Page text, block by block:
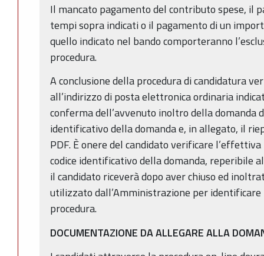
Il mancato pagamento del contributo spese, il
tempi sopra indicati o il pagamento di un
quello indicato nel bando comporteranno
procedura.
A conclusione della procedura di candidatura
all’indirizzo di posta elettronica ordinaria
conferma dell’avvenuto inoltro della domanda
identificativo della domanda e, in allegato, il
PDF. È onere del candidato verificare
codice identificativo della domanda, reperibile
il candidato riceverà dopo aver chiuso ed
utilizzato dall’Amministrazione per
procedura.
DOCUMENTAZIONE DA ALLEGARE ALLA